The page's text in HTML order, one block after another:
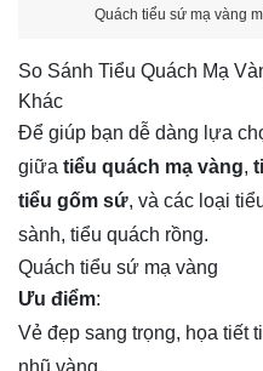
Quách tiểu sứ mạ vàng
So Sánh Tiểu Quách Mạ
Khác
Để giúp bạn dễ dàng lựa
giữa tiểu quách mạ vàng,
tiểu gốm sứ, và các loại
sành, tiểu quách rồng.
Quách tiểu sứ mạ vàng
Ưu điểm:
Vẻ đẹp sang trọng, họa tiết